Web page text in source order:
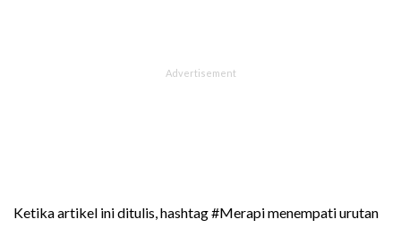
Ketika artikel ini ditulis, hashtag #Merapi menempati urutan